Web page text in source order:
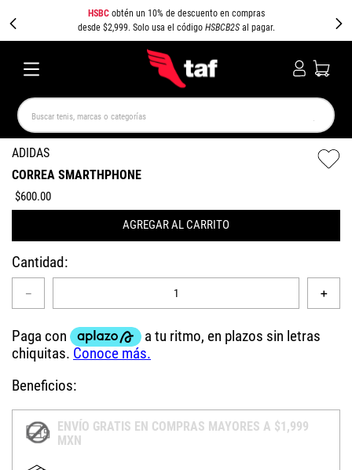
HSBCobtén un 10% de descuento en compras
desde $2,999. Solo usa el código HSBCB2Sal pagar.
Buscar tenis, marcas o categorías
ADIDAS
CORREA SMARTHPHONE
$600.00
AGREGAR AL CARRITO
Cantidad
＋
－
Beneficios:
ENVÍO GRATIS EN COMPRAS MAYORES A $1,999
MXN
TÉRMINOS MÁS BUSCADOS
NEW BALANCE SAMBA
SPEEDCAT